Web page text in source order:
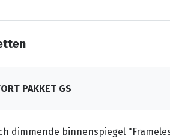
PAKKET GS
dimmende binnenspiegel